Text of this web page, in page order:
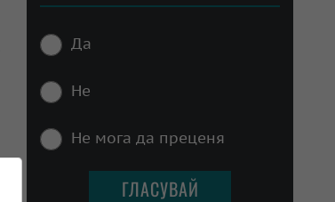
Да
Не
Не мога да преценя